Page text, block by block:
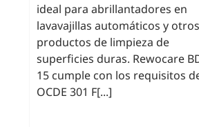
ideal para abrillantadores en
lavavajillas automáticos y otros
productos de limpieza de
superficies duras. Rewocare
15 cumple con los requisitos
OCDE 301 F[...]